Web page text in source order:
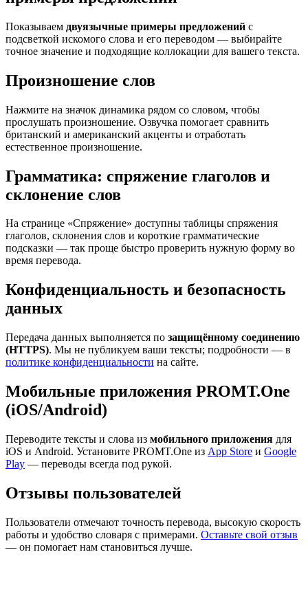
Показываем двуязычные примеры предложений с
подсветкой искомого слова и его переводом — выбирайте
точное значение и подходящие коллокации для вашего текста.
Произношение слов
Нажмите на значок динамика рядом со словом, чтобы
прослушать произношение. Озвучка помогает сравнить
британский и американский акценты и отработать
естественное произношение.
Грамматика: спряжение глаголов и
склонение слов
На странице «Спряжение» доступны таблицы спряжения
глаголов, склонения слов и короткие грамматические
подсказки — так проще быстро проверить нужную форму во
время перевода.
Конфиденциальность и безопасность
данных
Передача данных выполняется по защищённому соединению
(HTTPS). Мы не публикуем ваши тексты; подробности — в
политике конфиденциальности на сайте.
Мобильные приложения PROMT.One
(iOS/Android)
Переводите тексты и слова из мобильного приложения для
iOS и Android. Установите PROMT.One из App Store и Google
Play — переводы всегда под рукой.
Отзывы пользователей
Пользователи отмечают точность перевода, высокую скорость
работы и удобство словаря с примерами. Оставьте свой отзыв
— он помогает нам становиться лучше.